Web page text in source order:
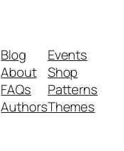
Blog
About
FAQs
Authors
Events
Shop
Patterns
Themes